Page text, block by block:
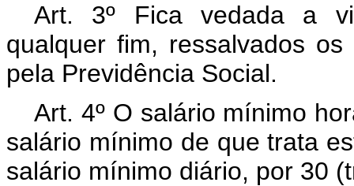
Art. 3º Fica vedada a
qualquer fim, ressalvados
pela Previdência Social.
Art. 4º O salário mínimo
salário mínimo de que trata
salário mínimo diário, por 30